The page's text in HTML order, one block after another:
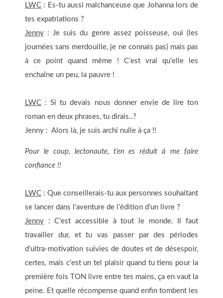
LWC : Es-tu aussi malchanceuse que Johanna lors de
tes expatriations ?
Jenny : Je suis du genre assez poisseuse, oui (les
journées sans merdouille, je ne connais pas) mais pas
à ce point quand même ! C’est vrai qu’elle les
enchaîne un peu, la pauvre !
LWC : Si tu devais nous donner envie de lire ton
roman en deux phrases, tu dirais..?
Jenny : Alors là, je suis archi nulle à ça !!
Pour le coup, lectonaute, t’en es réduit à me faire
confiance !!
LWC : Que conseillerais-tu aux personnes souhaitant
se lancer dans l’aventure de l’édition d’un livre ?
Jenny : C’est accessible à tout le monde. Il faut
travailler dur, et tu vas passer par des périodes
d’ultra-motivation suivies de doutes et de désespoir,
certes, mais c’est un tel plaisir quand tu tiens pour la
première fois TON livre entre tes mains, ça en vaut la
peine. Et quelle récompense quand enfin tombent les